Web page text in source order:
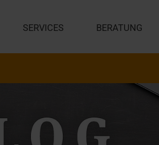
SERVICES BERATUNG